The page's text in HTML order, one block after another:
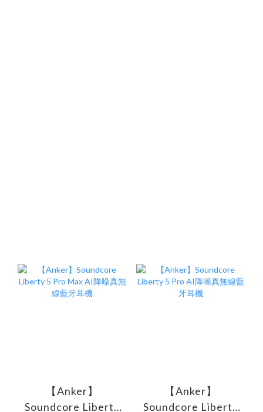
【Anker】
Soundcore Liberty
【Anker】
Soundcore Liberty